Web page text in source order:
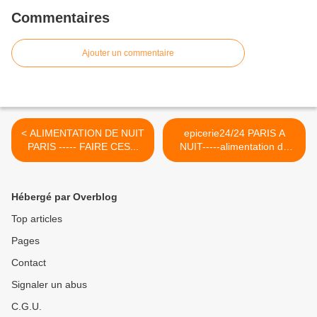
Commentaires
Ajouter un commentaire
< ALIMENTATION DE NUIT
PARIS ----- FAIRE CES...
epicerie24/24 PARIS A
NUIT-----alimentation de
nuit paris --- vente de
Hébergé par Overblog
Top articles
Pages
Contact
Signaler un abus
C.G.U.